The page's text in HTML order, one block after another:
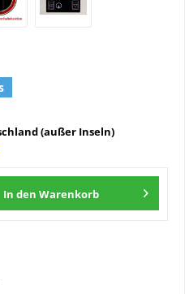
(außer Inseln)
In den Warenkorb